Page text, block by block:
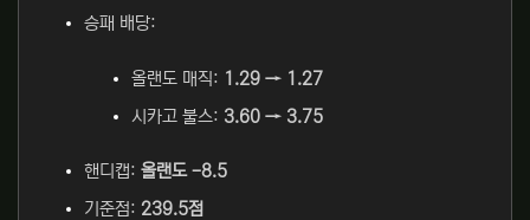
승패 배당:
올랜도 매직: 1.29 → 1.27
시카고 불스: 3.60 → 3.75
핸디캡: 올랜도 -8.5
기준점: 239.5점